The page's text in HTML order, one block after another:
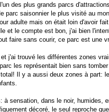
des plus grands parcs
parc saisonnier le plus visité au
adulte mais on était loin d'avoir
et le compte est bon, j'ai bien
faire sans courir, ce parc est une
j'ai trouvé les différentes zones
les représentait bien sans
Il y a aussi deux zones à part:
sensation, dans le noir, humides,
décoré, le seul reproche